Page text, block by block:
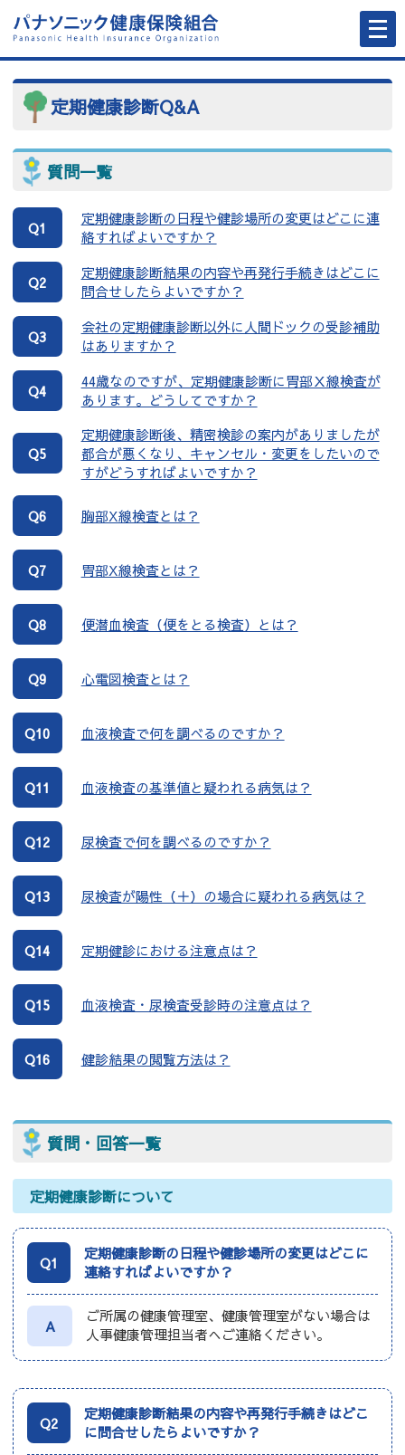
メ
ニ
ュ
ー
開
定期健康診断Q&A
質問一覧
Q1
定期健康診断の日程や健診場所の変更はどこに連
絡すればよいですか？
Q2
定期健康診断結果の内容や再発行手続きはどこに
問合せしたらよいですか？
Q3
会社の定期健康診断以外に人間ドックの受診補助
はありますか？
Q4
44歳なのですが、定期健康診断に胃部Ｘ線検査が
あります。どうしてですか？
Q5
定期健康診断後、精密検診の案内がありましたが
都合が悪くなり、キャンセル・変更をしたいので
すがどうすればよいですか？
Q6 胸部X線検査とは？
Q7 胃部X線検査とは？
Q8 便潜血検査（便をとる検査）とは？
Q9 心電図検査とは？
Q10 血液検査で何を調べるのですか？
Q11 血液検査の基準値と疑われる病気は？
Q12 尿検査で何を調べるのですか？
Q13 尿検査が陽性（＋）の場合に疑われる病気は？
Q14 定期健診における注意点は？
Q15 血液検査・尿検査受診時の注意点は？
Q16 健診結果の閲覧方法は？
質問・回答一覧
定期健康診断について
Q1
定期健康診断の日程や健診場所の変更はどこに
連絡すればよいですか？
A
ご所属の健康管理室、健康管理室がない場合は
人事健康管理担当者へご連絡ください。
Q2
定期健康診断結果の内容や再発行手続きはどこ
に問合せしたらよいですか？